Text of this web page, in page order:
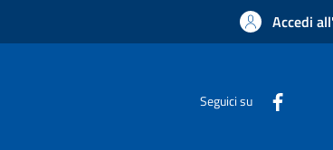
Accedi
Seguici su